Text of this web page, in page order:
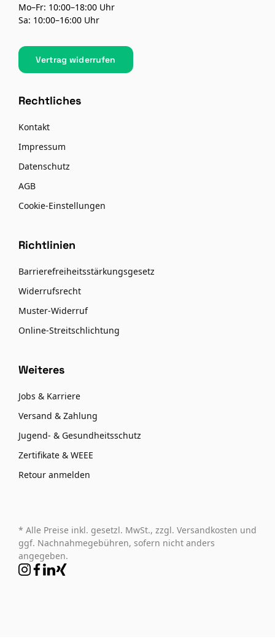
Mo–Fr: 10:00–18:00 Uhr
Sa: 10:00–16:00 Uhr
Vertrag widerrufen
Rechtliches
Kontakt
Impressum
Datenschutz
AGB
Cookie-Einstellungen
Richtlinien
Barrierefreiheitsstärkungsgesetz
Widerrufsrecht
Muster-Widerruf
Online-Streitschlichtung
Weiteres
Jobs & Karriere
Versand & Zahlung
Jugend- & Gesundheitsschutz
Zertifikate & WEEE
Retour anmelden
* Alle Preise inkl. gesetzl. MwSt., zzgl. Versandkosten und
ggf. Nachnahmegebühren, sofern nicht anders
angegeben.